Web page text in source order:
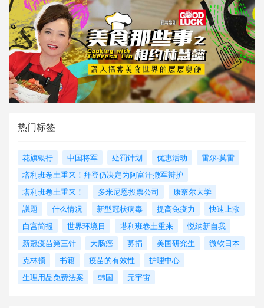
热门标签
花旗银行 中国将军 处罚计划 优惠活动
雷尔·莫雷
塔利班卷土重来！拜登仍决定为阿富汗撤军辩护
塔利班卷土重来！
多米尼恩投票公司
康奈尔大学
議題
什么情况 新型冠状病毒 提高免疫力
快速上涨
白宫简报
世界环境日 塔利班卷土重来
悦纳新自我
新冠疫苗第三针
大肠癌 募捐 美国研究生
微软日本
克林顿
书籍 疫苗的有效性
护理中心
生理用品免费法案
韩国 元宇宙